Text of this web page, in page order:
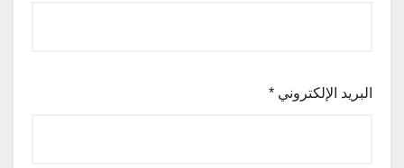
البريد الإلكتروني *